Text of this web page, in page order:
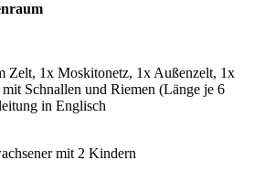
Zelt, 1x Moskitonetz, 1x Außenzelt, 1x
mit Schnallen und Riemen (Länge je 6
in Englisch
mit 2 Kindern